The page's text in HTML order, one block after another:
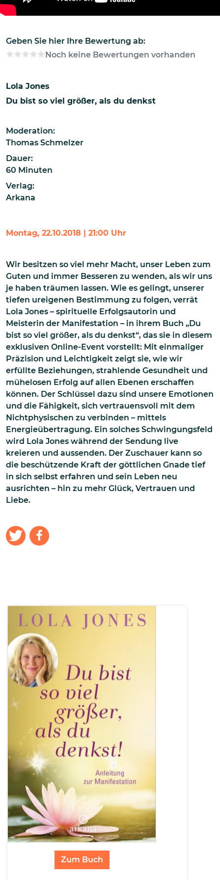
Geben Sie hier Ihre Bewertung ab:
Noch keine Bewertungen vorhanden
Lola Jones
Du bist so viel größer, als du denkst
Moderation:
Thomas Schmelzer
Dauer:
60 Minuten
Verlag:
Arkana
Montag, 22.10.2018 | 21:00 Uhr
Wir besitzen so viel mehr Macht, unser Leben zum
Guten und immer Besseren zu wenden, als wir uns
je haben träumen lassen. Wie es gelingt, unserer
tiefen ureigenen Bestimmung zu folgen, verrät
Lola Jones – spirituelle Erfolgsautorin und
Meisterin der Manifestation – in ihrem Buch „Du
bist so viel größer, als du denkst“, das sie in diesem
exklusiven Online-Event vorstellt: Mit einmaliger
Präzision und Leichtigkeit zeigt sie, wie wir
erfüllte Beziehungen, strahlende Gesundheit und
mühelosen Erfolg auf allen Ebenen erschaffen
können. Der Schlüssel dazu sind unsere Emotionen
und die Fähigkeit, sich vertrauensvoll mit dem
Nichtphysischen zu verbinden – mittels
Energieübertragung. Ein solches Schwingungsfeld
wird Lola Jones während der Sendung live
kreieren und aussenden. Der Zuschauer kann so
die beschützende Kraft der göttlichen Gnade tief
in sich selbst erfahren und sein Leben neu
ausrichten – hin zu mehr Glück, Vertrauen und
Liebe.
Zum Buch